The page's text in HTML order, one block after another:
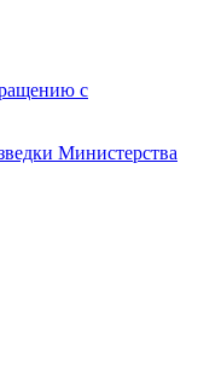
с
Министерства